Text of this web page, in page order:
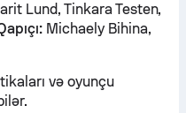
Lund, Tinkara Testen,
Michaely Bihina,
və oyunçu